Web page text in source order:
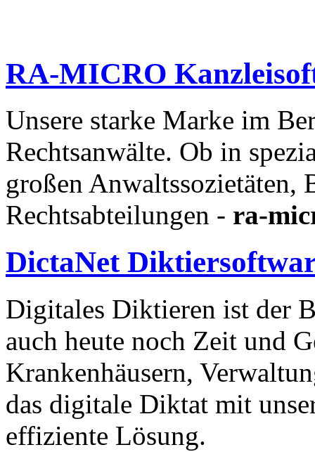
RA-MICRO
Unsere starke Marke im
Rechtsanwälte. Ob in
großen Anwaltssozietäten,
Rechtsabteilungen - ra-
DictaNet
Digitales Diktieren ist der
auch heute noch Zeit und
Krankenhäusern,
das digitale Diktat mit
effiziente Lösung.